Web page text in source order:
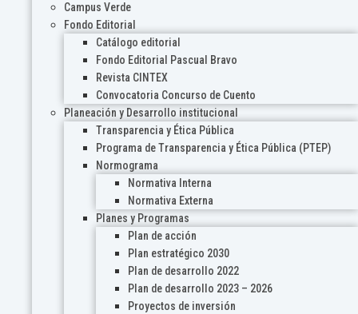
Campus Verde
Fondo Editorial
Catálogo editorial
Fondo Editorial Pascual Bravo
Revista CINTEX
Convocatoria Concurso de Cuento
Planeación y Desarrollo institucional
Transparencia y Ética Pública
Programa de Transparencia y Ética Pública (PTEP)
Normograma
Normativa Interna
Normativa Externa
Planes y Programas
Plan de acción
Plan estratégico 2030
Plan de desarrollo 2022
Plan de desarrollo 2023 – 2026
Proyectos de inversión